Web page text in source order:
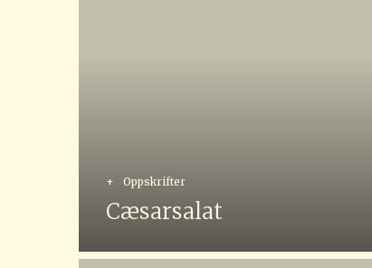
+ Oppskrifter
Cæsarsalat